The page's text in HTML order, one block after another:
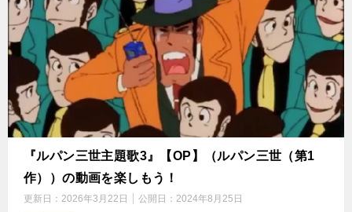
『ルパン三世主題歌3』【OP】（ルパン三世（第1
作））の動画を楽しもう！
更新日： 2026年3月22日 公開日： 2024年8月25日